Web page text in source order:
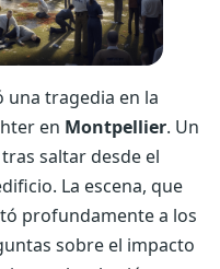
una tragedia en la
en Montpellier. Un
saltar desde el
La escena, que
profundamente a los
sobre el impacto